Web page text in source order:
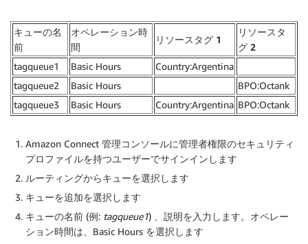
キューの名
前
オペレーション時
間
リソースタグ 1
リソースタ
グ 2
tagqueue1
Basic Hours
Country:Argentina
tagqueue2
Basic Hours
BPO:Octank
tagqueue3
Basic Hours Country:Argentina BPO:Octank
Amazon Connect 管理コンソールに管理者権限のセキュリティ
プロファイルを持つユーザーでサインインします
ルーティングからキューを選択します
キューを追加を選択します
キューの名前 (例: tagqueue1) 、 説明を入力します。 オペレー
ション時間は、Basic Hours を選択します